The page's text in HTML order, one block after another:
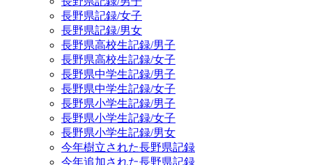
長野県記録/女子
長野県記録/男女
長野県高校生記録/男子
長野県高校生記録/女子
長野県中学生記録/男子
長野県中学生記録/女子
長野県小学生記録/男子
長野県小学生記録/女子
長野県小学生記録/男女
今年樹立された長野県記録
今年追加された長野県記録